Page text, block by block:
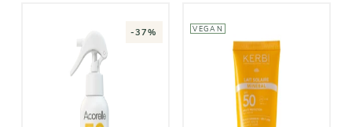
-37% VEGAN